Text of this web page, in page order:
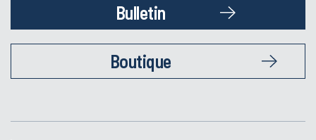
Bulletin
Boutique